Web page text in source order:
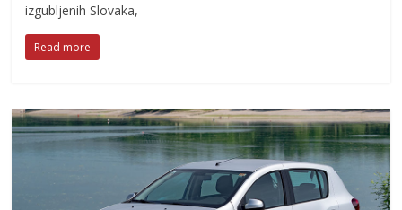
izgubljenih Slovaka,
Read more